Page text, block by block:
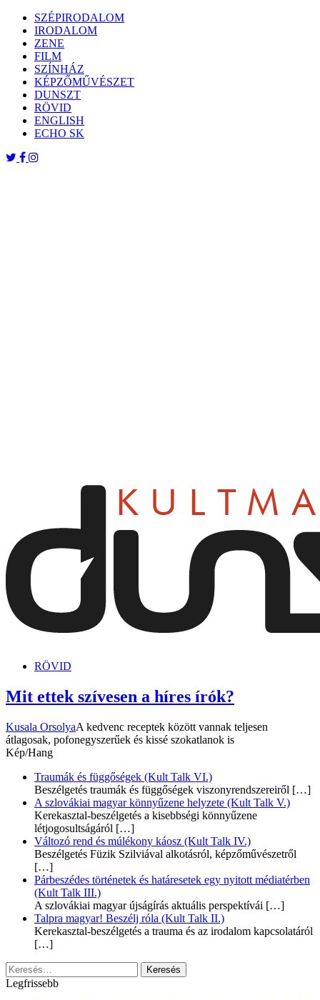
Skip
content
SZÉPIRODALOM
IRODALOM
ZENE
FILM
SZÍNHÁZ
KÉPZŐMŰVÉSZET
DUNSZT
RÖVID
ENGLISH
ECHO SK
RÖVID
Mit ettek szívesen a híres írók?
Kusala OrsolyaA kedvenc receptek között vannak teljesen
átlagosak, pofonegyszerűek és kissé szokatlanok is
Kép/Hang
Traumák és függőségek (Kult Talk VI.)
Beszélgetés traumák és függőségek viszonyrendszereiről […]
A szlovákiai magyar könnyűzene helyzete (Kult Talk V.)
Kerekasztal-beszélgetés a kisebbségi könnyűzene
létjogosultságáról […]
Változó rend és múlékony káosz (Kult Talk IV.)
Beszélgetés Füzik Szilviával alkotásról, képzőművészetről
[…]
Párbeszédes történetek és határesetek egy nyitott médiatérben
(Kult Talk III.)
A szlovákiai magyar újságírás aktuális perspektívái […]
Talpra magyar! Beszélj róla (Kult Talk II.)
Kerekasztal-beszélgetés a trauma és az irodalom kapcsolatáról
[…]
Keresés:
Legfrissebb